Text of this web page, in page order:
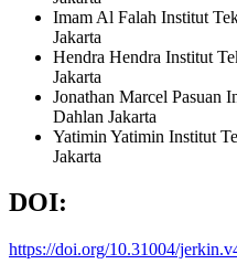
Imam Al Falah Institut
Jakarta
Hendra Hendra Institut
Jakarta
Jonathan Marcel Pasuan
Dahlan Jakarta
Yatimin Yatimin Institut
Jakarta
DOI:
https://doi.org/10.31004/